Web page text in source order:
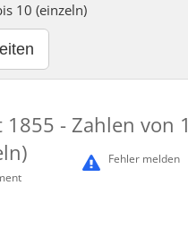
10 (einzeln)
1855 - Zahlen von 1
Fehler melden